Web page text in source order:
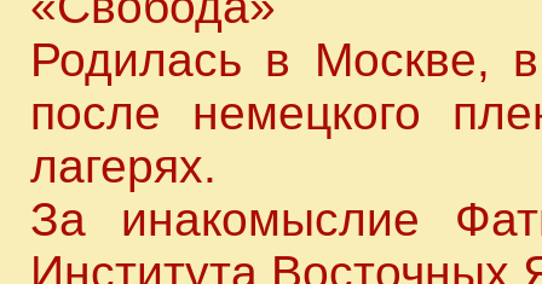
Родилась в Москве,
после немецкого
лагерях.
За инакомыслие
Института Восточных